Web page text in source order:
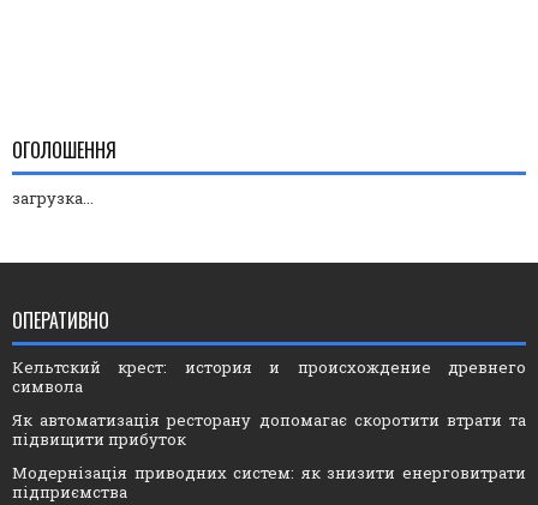
ОГОЛОШЕННЯ
загрузка...
ОПЕРАТИВНО
Кельтский крест: история и происхождение древнего
символа
Як автоматизація ресторану допомагає скоротити втрати та
підвищити прибуток
Модернізація приводних систем: як знизити енерговитрати
підприємства